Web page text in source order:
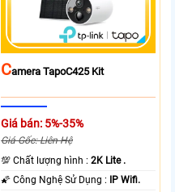
CAmera TapoC425 Kit
Giá bán: 5%-35%
Giá Gốc: Liên Hệ
💯 Chất lượng hình :2K Lite .
🌠 Công Nghệ Sử Dụng : IP Wifi.